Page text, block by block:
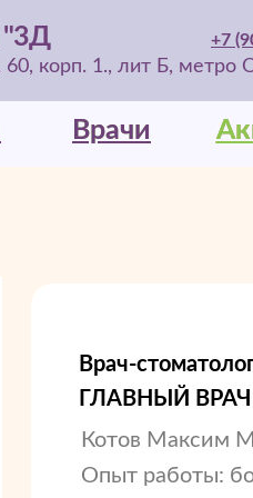
"3Д
60, корп. 1., лит Б,
+7
Врачи
Врачи
Котов Максим
Опыт работы:
Врач-
ГЛАВНЫЙ ВРАЧ